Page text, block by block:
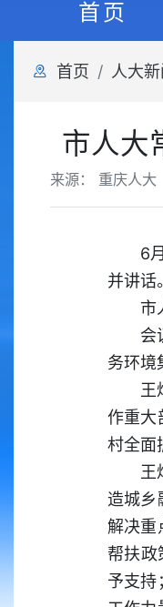
首页
首页 人大新
市人大
来源： 重庆人大
6
并讲话。
市
会
务环境
王
作重大
村全面
王
造城乡
解决重
帮扶政
予支持